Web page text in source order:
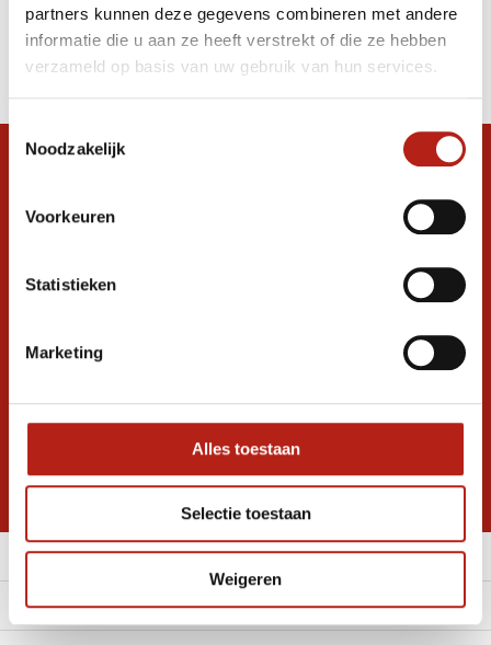
partners kunnen deze gegevens combineren met andere
informatie die u aan ze heeft verstrekt of die ze hebben
verzameld op basis van uw gebruik van hun services.
Toestemmingsselectie
Noodzakelijk
Voorkeuren
Statistieken
Marketing
Alles toestaan
Selectie toestaan
Weigeren
Producten
Filter
Stel je vraag in de chat, en we helpen je
graag verder. 24/7
Volg ons
promoties
* Lees hier de wettelijke beperkingen
Meer informatie
Klantenservice